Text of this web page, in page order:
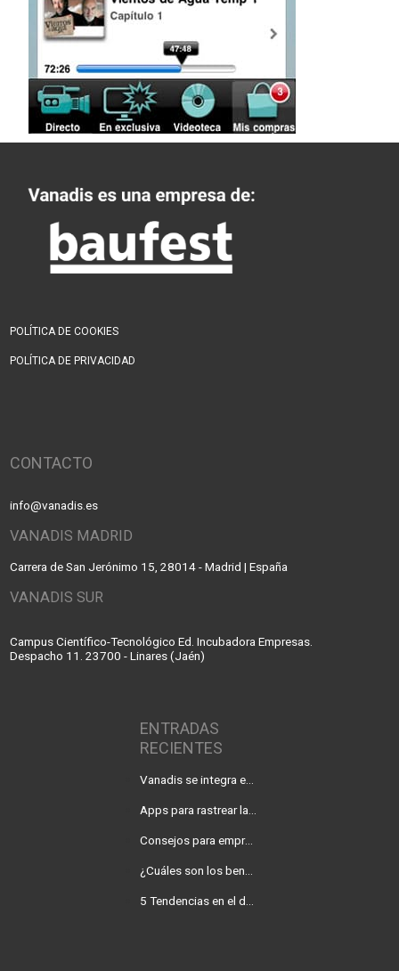
POLÍTICA DE COOKIES
POLÍTICA DE PRIVACIDAD
ENTRADAS
RECIENTES
Consejos para empresas que quieren desarrollar una app
CONTACTO
info@vanadis.es
VANADIS MADRID
Carrera de San Jerónimo 15, 28014 - Madrid | España
VANADIS SUR
Campus Científico-Tecnológico Ed. Incubadora Empresas.
Despacho 11. 23700 - Linares (Jaén)